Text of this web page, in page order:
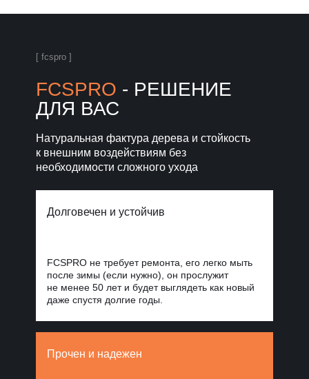
FCSPRO
Уголки, планки, откосы
для завершённого фасада
Облицовка
проектов
Фиброцементные
панели Стоун
Блок
[ fcspro ]
Натуральная фактура дерева и стойкость
к внешним воздействиям без
необходимости сложного ухода
FCSPRO - РЕШЕНИЕ
ДЛЯ ВАС
Прочен и надежен
Долговечен и устойчив
FCSPRO не требует ремонта, его легко мыть
после зимы (если нужно), он прослужит
не менее 50 лет и будет выглядеть как новый
даже спустя долгие годы.